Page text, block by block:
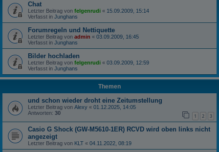
Chat
Letzter Beitrag von felgenrudi « 15.09.2009, 15:14
Verfasst in Junghans
Forumregeln und Nettiquette
Letzter Beitrag von admin « 03.09.2009, 16:45
Verfasst in Junghans
Bilder hochladen
Letzter Beitrag von felgenrudi « 03.09.2009, 12:59
Verfasst in Junghans
Themen
und schon wieder droht eine Zeitumstellung
Letzter Beitrag von Alexy « 01.12.2025, 14:05
Antworten: 30 1 2 3
Casio G Shock (GW-M5610-1ER) RCVD wird oben links nicht
angezeigt
Letzter Beitrag von KLT « 04.11.2022, 08:19